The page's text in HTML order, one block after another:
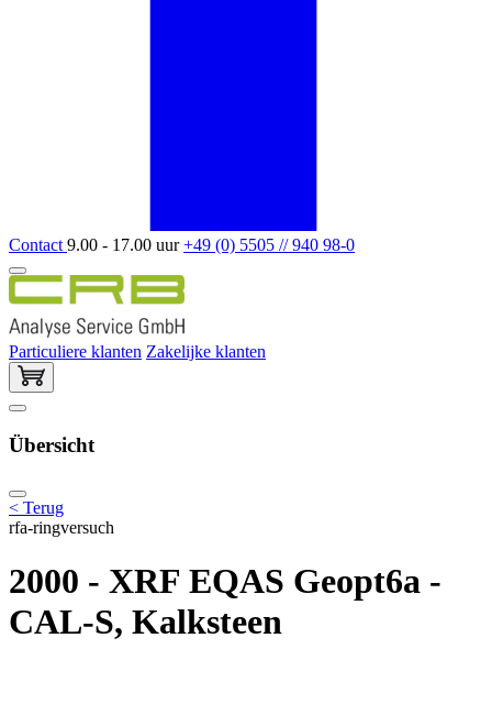
Contact 9.00 - 17.00 uur+49 (0) 5505 // 940 98-0
Particuliere klanten Zakelijke klanten
Übersicht
< Terug
rfa-ringversuch
2000 - XRF EQAS Geopt6a -
CAL-S, Kalksteen